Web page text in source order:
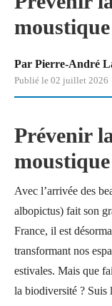
Par Pierre-André
Publié le 02 juillet 2026
Prévenir
Avec l’arrivée des
albopictus) fait son
France, il est
transformant nos
estivales. Mais que
la biodiversité ? Suis